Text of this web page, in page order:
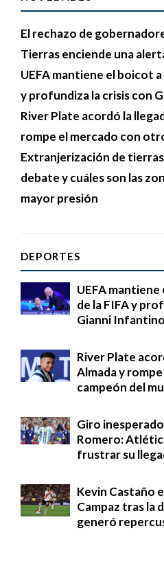
El rechazo de
Tierras enciende una
UEFA mantiene el boicot
y profundiza la crisis con
River Plate acordó la
rompe el mercado con
Extranjerización de
debate y cuáles son las
mayor presión
DEPORTES
UEFA
de la FIFA y
Gianni Infantino
River Plate
Almada y
campeón del
Giro
Romero:
frustrar su
Kevin Castaño
Campaz tras la
generó